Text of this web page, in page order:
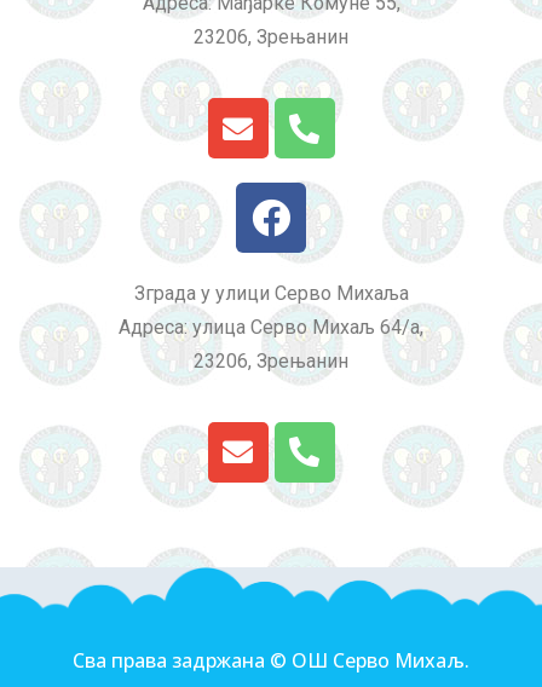
23206, Зрењанин
Зграда у улици Серво Михаља
Адреса: улица Серво Михаљ 64/а,
23206, Зрењанин
Сва права задржана © ОШ Серво Михаљ.